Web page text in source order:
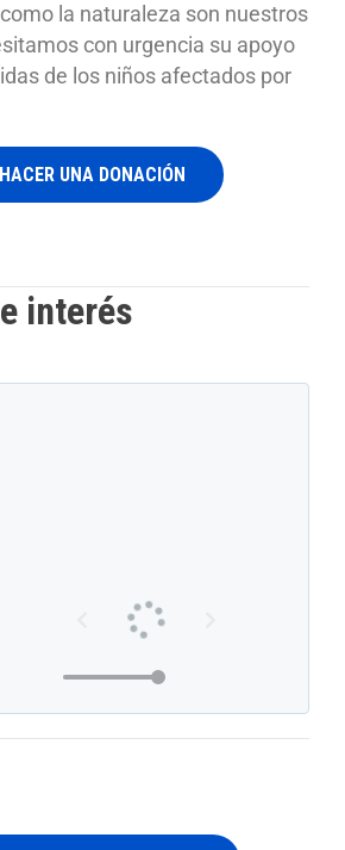
la naturaleza son nuestros
con urgencia su apoyo
de los niños afectados por
HACER UNA DONACIÓN
interés